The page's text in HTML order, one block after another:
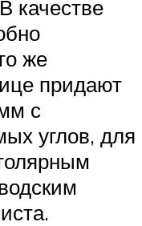
качестве
же
придают
с
углов, для